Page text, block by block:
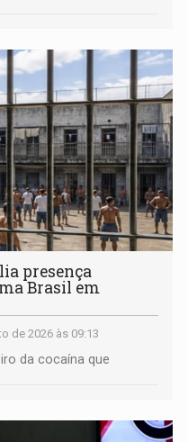
presença
Brasil em
de 2026 às 09:13
da cocaína que